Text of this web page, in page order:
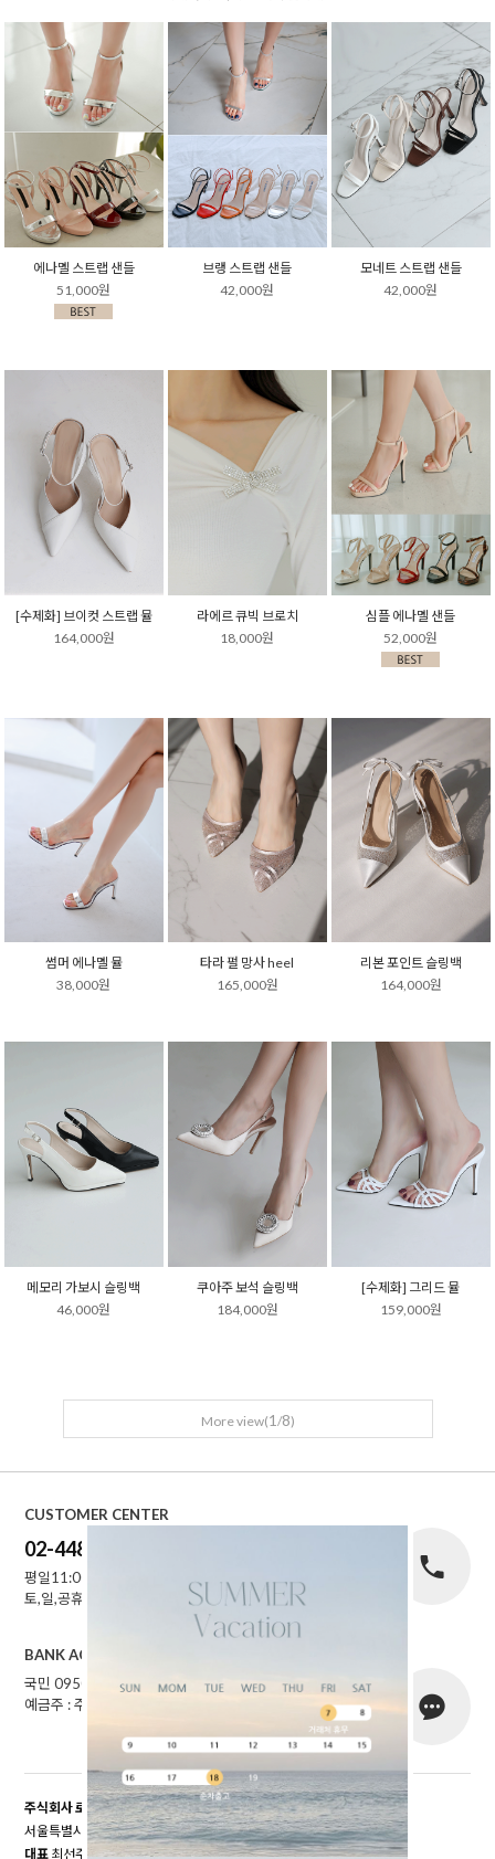
에나멜 스트랩 샌들
51,000원
브랭 스트랩 샌들
42,000원
모네트 스트랩 샌들
42,000원
[수제화] 브이컷 스트랩 뮬
164,000원
라에르 큐빅 브로치
18,000원
심플 에나멜 샌들
52,000원
썸머 에나멜 뮬
38,000원
타라 펄 망사 heel
165,000원
리본 포인트 슬링백
164,000원
메모리 가보시 슬링백
46,000원
쿠아주 보석 슬링백
184,000원
[수제화] 그리드 뮬
159,000원
More view(1 /8)
CUSTOMER CENTER
02-448-1227
평일11:00~16:00
토,일,공휴일 휴무
BANK ACCOUNT
국민 095001-04-155141
예금주 : 주식회사로에르
주식회사 로에르
서울특별시 성동구 자동차시장3길 39, 남궁빌딩 201호
대표 최선주개인정보 보호책임자최선주